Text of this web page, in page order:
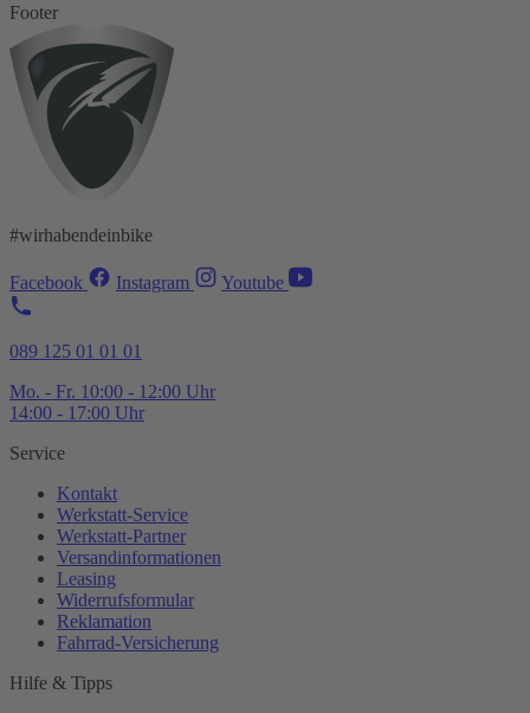
Footer
#wirhabendeinbike
Facebook Instagram Youtube
089 125 01 01 01
Mo. - Fr. 10:00 - 12:00 Uhr
14:00 - 17:00 Uhr
Service
Kontakt
Werkstatt-Service
Werkstatt-Partner
Versandinformationen
Leasing
Widerrufsformular
Reklamation
Fahrrad-Versicherung
Hilfe & Tipps